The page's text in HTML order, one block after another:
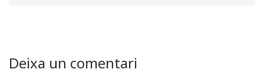
Deixa un comentari